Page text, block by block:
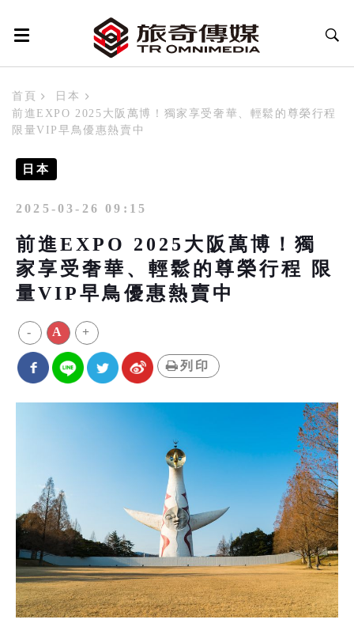
首頁
日本
前進EXPO 2025大阪萬博！獨家享受奢華、輕鬆的尊榮行程
限量VIP早鳥優惠熱賣中
日本
2025-03-26 09:15
前進EXPO 2025大阪萬博！獨
家享受奢華、輕鬆的尊榮行程 限
量VIP早鳥優惠熱賣中
- A +
列印